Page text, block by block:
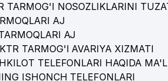
TARMOG'I NOSOZLIKLARINI
AJ
AJ
TARMOG'I AVARIYA XIZMATI
TELEFONLARI HAQIDA
ISHONCH TELEFONLARI